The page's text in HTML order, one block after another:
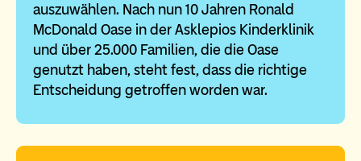
auszuwählen. Nach nun 10 Jahren Ronald
McDonald Oase in der Asklepios Kinderklinik
und über 25.000 Familien, die die Oase
genutzt haben, steht fest, dass die richtige
Entscheidung getroffen worden war.